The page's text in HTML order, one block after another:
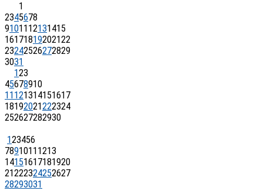
1
2345678
91011 12131415
16171819202122
23242526272829
3031
123
45678910
11 121314151617
18192021222324
252627282930
123456
7891011 1213
14151617181920
21222324252627
28293031